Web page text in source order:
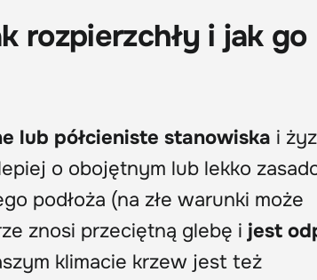
rozpierzchły i jak go
lub półcieniste stanowiska i
o obojętnym lub lekko
podłoża (na złe warunki może
znosi przeciętną glebę i jest
klimacie krzew jest też